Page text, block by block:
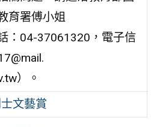
育署傅小姐
：04-37061320，電子信
）。
文藝賞